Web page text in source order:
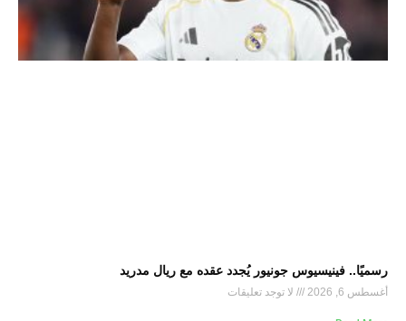
رسميًا.. فينيسيوس جونيور يُجدد عقده مع ريال مدريد
أغسطس 6, 2026 لا توجد تعليقات